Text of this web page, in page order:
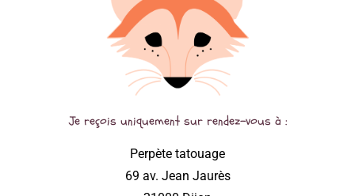
Je reçois uniquement sur rendez-vous à :
Perpète tatouage
69 av. Jean Jaurès